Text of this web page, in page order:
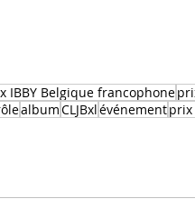
IBBY Belgique francophone
albumCLJBxlévénement